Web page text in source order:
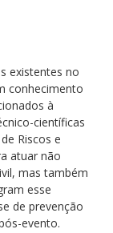
existentes no
conhecimento
à
científicas
Riscos e
atuar não
mas também
esse
de prevenção
evento.